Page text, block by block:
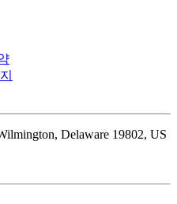
Delaware 19802, US